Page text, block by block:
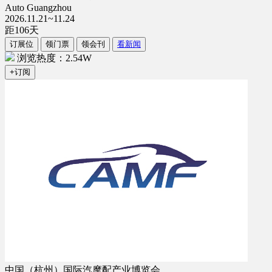
Auto Guangzhou
2026.11.21~11.24
距106天
订展位 领门票 领会刊 看新闻
浏览热度：2.54W
+订阅